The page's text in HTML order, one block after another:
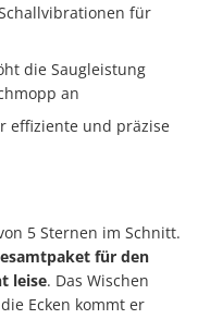
für
die Saugleistung
an
effiziente und präzise
5 Sternen im Schnitt.
für den
leise. Das Wischen
Ecken kommt er